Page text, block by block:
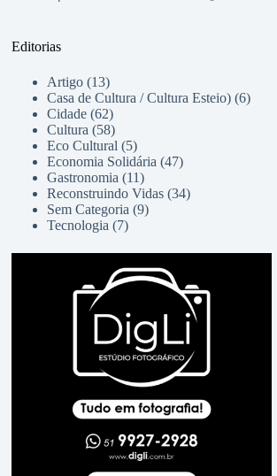
Editorias
Artigo (13)
Casa de Cultura / Cultura Esteio) (6)
Cidade (62)
Cultura (58)
Eco Cultural (5)
Economia Solidária (47)
Gastronomia (11)
Reconstruindo Vidas (34)
Sem Categoria (9)
Tecnologia (7)